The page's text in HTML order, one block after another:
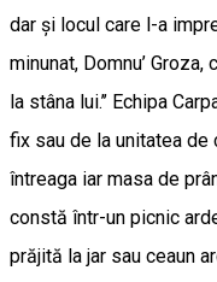
dar și locul care l-a
minunat, Domnu’
la stâna lui.’’ Echipa
fix sau de la unitatea de
întreaga iar masa de
constă într-un picnic
prăjită la jar sau ceaun